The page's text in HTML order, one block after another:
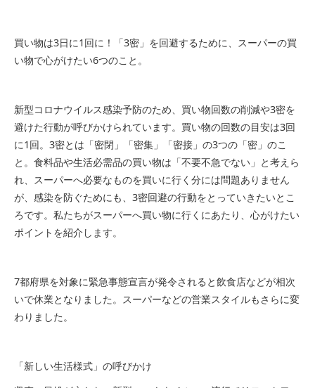
買い物は3日に1回に！「3密」を回避するために、スーパーの買
い物で心がけたい6つのこと。
新型コロナウイルス感染予防のため、買い物回数の削減や3密を
避けた行動が呼びかけられています。買い物の回数の目安は3回
に1回。3密とは「密閉」「密集」「密接」の3つの「密」のこ
と。食料品や生活必需品の買い物は「不要不急でない」と考えら
れ、スーパーへ必要なものを買いに行く分には問題ありません
が、感染を防ぐためにも、3密回避の行動をとっていきたいとこ
ろです。私たちがスーパーへ買い物に行くにあたり、心がけたい
ポイントを紹介します。
7都府県を対象に緊急事態宣言が発令されると飲食店などが相次
いで休業となりました。スーパーなどの営業スタイルもさらに変
わりました。
「新しい生活様式」の呼びかけ